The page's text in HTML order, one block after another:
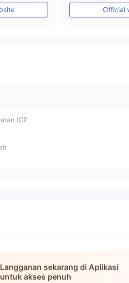
Lisensi
Official
ICP
Langganan sekarang di Aplikasi
untuk akses penuh